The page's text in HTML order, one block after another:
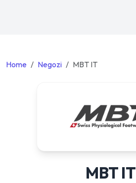
Home Negozi MBT IT
MBT IT